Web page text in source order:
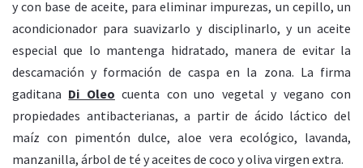
y con base de aceite, para eliminar impurezas, un cepillo, un
acondicionador para suavizarlo y disciplinarlo, y un aceite
especial que lo mantenga hidratado, manera de evitar la
descamación y formación de caspa en la zona. La firma
gaditana Di Oleo cuenta con uno vegetal y vegano con
propiedades antibacterianas, a partir de ácido láctico del
maíz con pimentón dulce, aloe vera ecológico, lavanda,
manzanilla, árbol de té y aceites de coco y oliva virgen extra.